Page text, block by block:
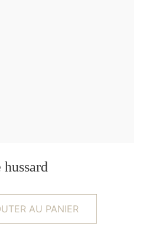
AU PANIER